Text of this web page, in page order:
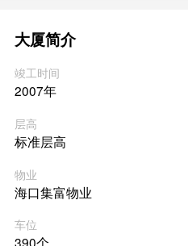
大厦简介
竣工时间
2007年
层高
标准层高
物业
海口集富物业
车位
390个